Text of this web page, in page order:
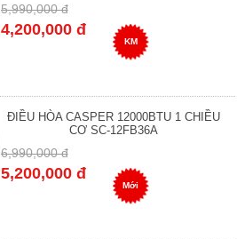
5,990,000 đ
4,200,000 đ
KM
ĐIỀU HÒA CASPER 12000BTU 1 CHIỀU
CƠ SC-12FB36A
6,990,000 đ
5,200,000 đ
Mới